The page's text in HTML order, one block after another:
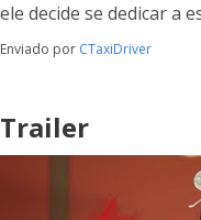
ele decide se dedicar a
Enviado por CTaxiDriver
Trailer